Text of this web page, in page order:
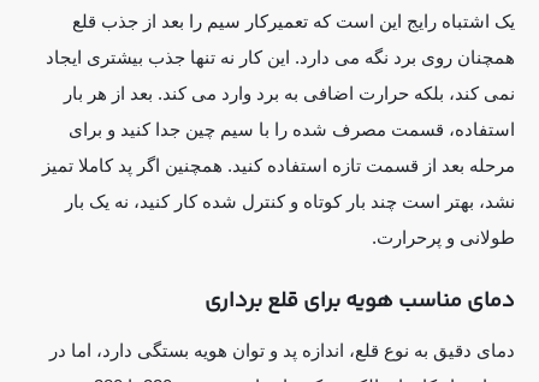
یک اشتباه رایج این است که تعمیرکار سیم را بعد از جذب قلع
همچنان روی برد نگه می دارد. این کار نه تنها جذب بیشتری ایجاد
نمی کند، بلکه حرارت اضافی به برد وارد می کند. بعد از هر بار
استفاده، قسمت مصرف شده را با سیم چین جدا کنید و برای
مرحله بعد از قسمت تازه استفاده کنید. همچنین اگر پد کاملا تمیز
نشد، بهتر است چند بار کوتاه و کنترل شده کار کنید، نه یک بار
طولانی و پرحرارت.
دمای مناسب هویه برای قلع برداری
دمای دقیق به نوع قلع، اندازه پد و توان هویه بستگی دارد، اما در